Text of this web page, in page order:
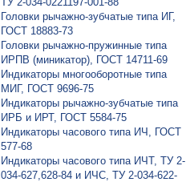
Головки рычажно-зубчатые типа ИГ,
ГОСТ 18883-73
Головки рычажно-пружинные типа
ИРПВ (миникатор), ГОСТ 14711-69
Индикаторы многооборотные типа
МИГ, ГОСТ 9696-75
Индикаторы рычажно-зубчатые типа
ИРБ и ИРТ, ГОСТ 5584-75
Индикаторы часового типа ИЧ, ГОСТ
577-68
Индикаторы часового типа ИЧТ, ТУ 2-
034-627,628-84 и ИЧС, ТУ 2-034-622-